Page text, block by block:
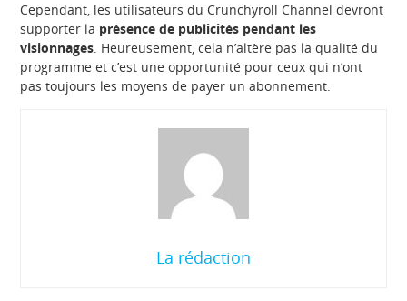
Cependant, les utilisateurs du Crunchyroll Channel devront
supporter la présence de publicités pendant les
visionnages. Heureusement, cela n’altère pas la qualité du
programme et c’est une opportunité pour ceux qui n’ont
pas toujours les moyens de payer un abonnement.
La rédaction